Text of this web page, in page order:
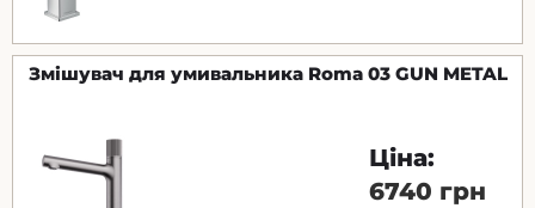
Змішувач для умивальника Roma 03 GUN METAL
Ціна:
6740 грн